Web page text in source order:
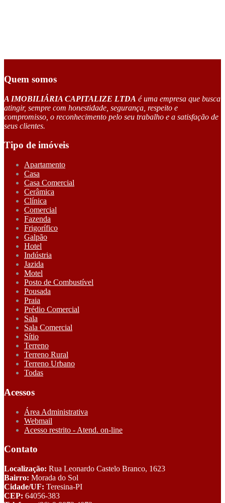
Quem somos
A IMOBILIÁRIA CAPITALIZE LTDA é uma empresa que busca
atingir, sempre com honestidade, segurança, respeito e
compromisso, o reconhecimento pelo seu trabalho e a satisfação de
seus clientes.
Tipo de imóveis
Apartamento
Casa
Casa Comercial
Cerâmica
Clínica
Comercial
Fazenda
Frigorífico
Galpão
Hotel
Indústria
Jazida
Motel
Posto de Combustível
Pousada
Praia
Prédio Comercial
Sala
Sala Comercial
Sítio
Terreno
Terreno Rural
Terreno Urbano
Todas
Acessos
Área Administrativa
Webmail
Acesso restrito - Atend. on-line
Contato
Localização: Rua Leonardo Castelo Branco, 1623
Bairro: Morada do Sol
Cidade/UF: Teresina-PI
CEP: 64056-383